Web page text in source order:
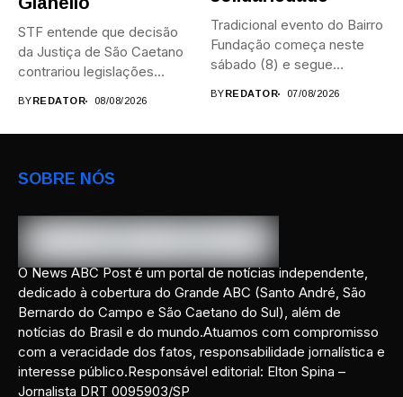
STF entende que decisão
da Justiça de São Caetano
contrariou legislações
BYREDATOR 08/08/2026
Tradicional evento do Bairro
Fundação começa neste
sábado (8) e segue
BYREDATOR 07/08/2026
SOBRE NÓS
O News ABC Post é um portal de notícias independente,
dedicado à cobertura do Grande ABC (Santo André, São
Bernardo do Campo e São Caetano do Sul), além de
notícias do Brasil e do mundo.Atuamos com compromisso
com a veracidade dos fatos, responsabilidade jornalística e
interesse público.Responsável editorial: Elton Spina –
Jornalista DRT 0095903/SP